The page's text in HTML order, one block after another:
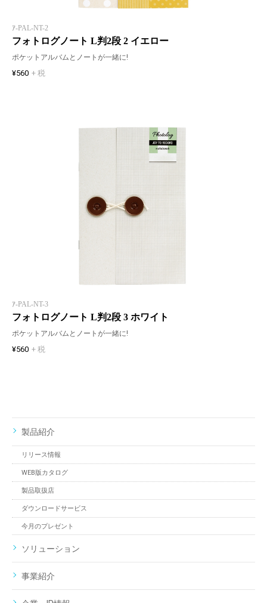
ｱ-PAL-NT-2
フォトログノート L判2段 2 イエロー
ポケットアルバムとノートが一緒に!
¥560 + 税
ｱ-PAL-NT-3
フォトログノート L判2段 3 ホワイト
ポケットアルバムとノートが一緒に!
¥560 + 税
製品紹介
リリース情報
WEB版カタログ
製品取扱店
ダウンロードサービス
今月のプレゼント
ソリューション
事業紹介